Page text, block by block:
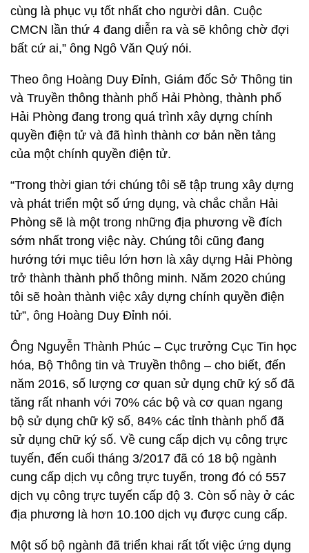
cùng là phục vụ tốt nhất cho người dân. Cuộc
CMCN lần thứ 4 đang diễn ra và sẽ không chờ đợi
bất cứ ai,” ông Ngô Văn Quý nói.
Theo ông Hoàng Duy Đỉnh, Giám đốc Sở Thông tin
và Truyền thông thành phố Hải Phòng, thành phố
Hải Phòng đang trong quá trình xây dựng chính
quyền điện tử và đã hình thành cơ bản nền tảng
của một chính quyền điện tử.
“Trong thời gian tới chúng tôi sẽ tập trung xây dựng
và phát triển một số ứng dụng, và chắc chắn Hải
Phòng sẽ là một trong những địa phương về đích
sớm nhất trong việc này. Chúng tôi cũng đang
hướng tới mục tiêu lớn hơn là xây dựng Hải Phòng
trở thành thành phố thông minh. Năm 2020 chúng
tôi sẽ hoàn thành việc xây dựng chính quyền điện
tử”, ông Hoàng Duy Đỉnh nói.
Ông Nguyễn Thành Phúc – Cục trưởng Cục Tin học
hóa, Bộ Thông tin và Truyền thông – cho biết, đến
năm 2016, số lượng cơ quan sử dụng chữ ký số đã
tăng rất nhanh với 70% các bộ và cơ quan ngang
bộ sử dụng chữ kỹ số, 84% các tỉnh thành phố đã
sử dụng chữ ký số. Về cung cấp dịch vụ công trực
tuyến, đến cuối tháng 3/2017 đã có 18 bộ ngành
cung cấp dịch vụ công trực tuyến, trong đó có 557
dịch vụ công trực tuyến cấp độ 3. Còn số này ở các
địa phương là hơn 10.100 dịch vụ được cung cấp.
Một số bộ ngành đã triển khai rất tốt việc ứng dụng